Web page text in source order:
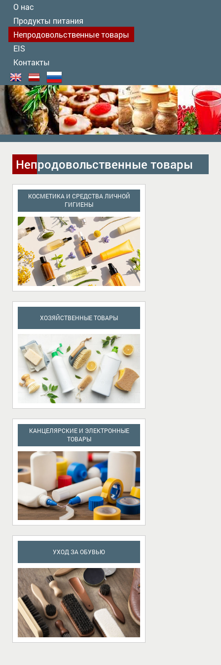
О нас
Продукты питания
Непродовольственные товары
EIS
Контакты
Непродовольственные товары
КОСМЕТИКА И СРЕДСТВА ЛИЧНОЙ
ГИГИЕНЫ
ХОЗЯЙСТВЕННЫЕ ТОВАРЫ
КАНЦЕЛЯРСКИЕ И ЭЛЕКТРОННЫЕ
ТОВАРЫ
УХОД ЗА ОБУВЬЮ